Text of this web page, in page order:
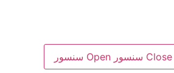
Close سنسور Open سنسور